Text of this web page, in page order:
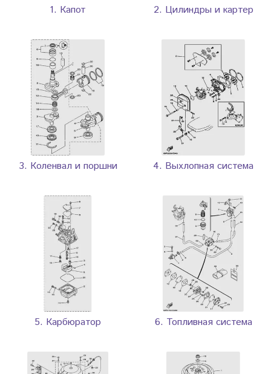
1. Капот 2. Цилиндры и картер
3. Коленвал и поршни 4. Выхлопная система
5. Карбюратор 6. Топливная система